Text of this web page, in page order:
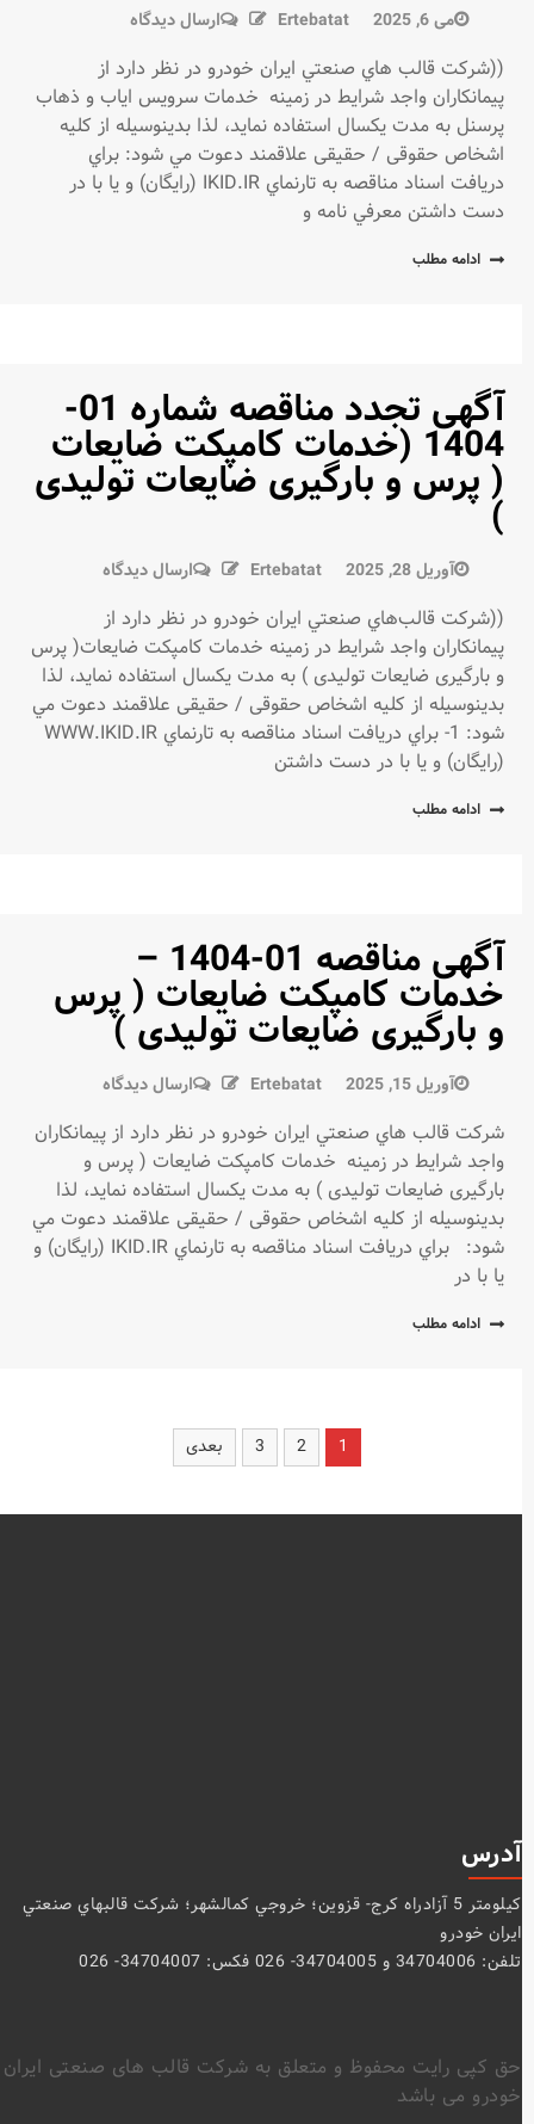
می 6, 2025 Ertebatat ارسال دیدگاهدر
مناقصه
02-
1404
(خدمات
سرویس
((شركت قالب هاي صنعتي ايران خودرو در نظر دارد از
پيمانكاران واجد شرايط در زمينه خدمات سرویس ایاب و ذهاب
پرسنل به مدت یکسال استفاده نمايد، لذا بدينوسيله از كليه
اشخاص حقوقی / حقیقی علاقمند دعوت مي شود: براي
دريافت اسناد مناقصه به تارنماي IKID.IR (رايگان) و يا با در
دست داشتن معرفي نامه و
ادامه مطلب
آگهی تجدد مناقصه شماره 01-
1404 (خدمات کامپکت ضایعات
( پرس و بارگیری ضایعات تولیدی
آوریل 28, 2025 Ertebatat ارسال دیدگاهدر
تجدد
مناقصه
شماره
01-
1404
تولیدی
)
((شركت قالب‌هاي صنعتي ايران خودرو در نظر دارد از
پيمانكاران واجد شرايط در زمينه خدمات کامپکت ضایعات( پرس
و بارگیری ضایعات تولیدی ) به مدت یکسال استفاده نمايد، لذا
بدينوسيله از كليه اشخاص حقوقی / حقیقی علاقمند دعوت مي
شود: 1- براي دريافت اسناد مناقصه به تارنماي WWW.IKID.IR
(رايگان) و يا با در دست داشتن
ادامه مطلب
آگهی مناقصه 01-1404 –
خدمات کامپکت ضایعات ( پرس
و بارگیری ضایعات تولیدی )
آوریل 15, 2025 Ertebatat ارسال دیدگاهدر
مناقصه
01-
1404
–
خدمات
)
شركت قالب هاي صنعتي ايران خودرو در نظر دارد از پيمانكاران
واجد شرايط در زمينه خدمات کامپکت ضایعات ( پرس و
بارگیری ضایعات تولیدی ) به مدت یکسال استفاده نمايد، لذا
بدينوسيله از كليه اشخاص حقوقی / حقیقی علاقمند دعوت مي
شود: براي دريافت اسناد مناقصه به تارنماي IKID.IR (رايگان) و
يا با در
ادامه مطلب
بعدی
آدرس
كيلومتر 5 آزادراه كرج- قزوين؛ خروجي كمالشهر؛ شركت قالبهاي صنعتي
ايران خودرو
تلفن: 34704006 و 34704005- 026 فکس: 34704007- 026
حق کپی رایت محفوظ و متعلق به شرکت قالب های صنعتی ایران
خودرو می باشد